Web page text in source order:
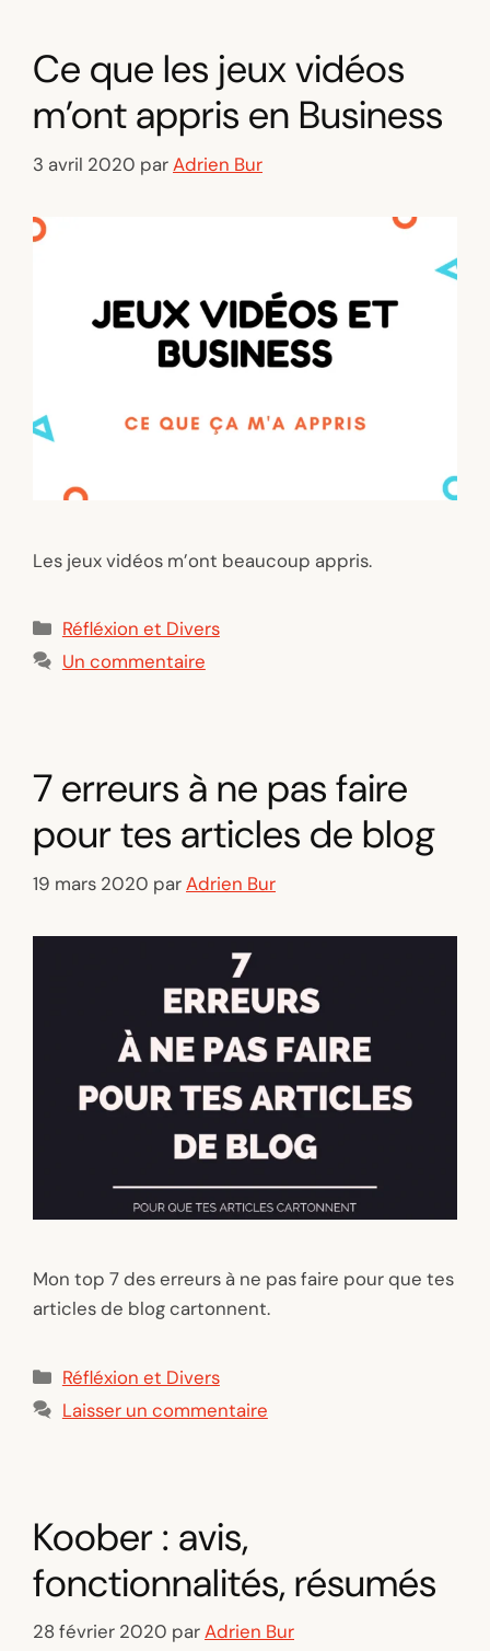
Ce que les jeux vidéos
m’ont appris en Business
3 avril 2020 parAdrien Bur
Les jeux vidéos m’ont beaucoup appris.
Catégories
Réfléxion et Divers
Un commentaire
7 erreurs à ne pas faire
pour tes articles de blog
19 mars 2020 parAdrien Bur
Mon top 7 des erreurs à ne pas faire pour que tes
articles de blog cartonnent.
Catégories
Réfléxion et Divers
Laisser un commentaire
Koober : avis,
fonctionnalités, résumés
28 février 2020 parAdrien Bur